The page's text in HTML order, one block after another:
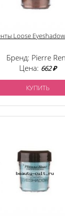
Loose
Бренд: Pierre
Цена: 662 ₽
КУПИТЬ